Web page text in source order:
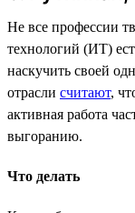
Не все профессии
технологий (ИТ)
наскучить своей
отрасли считают,
активная работа
выгоранию.
Что делать